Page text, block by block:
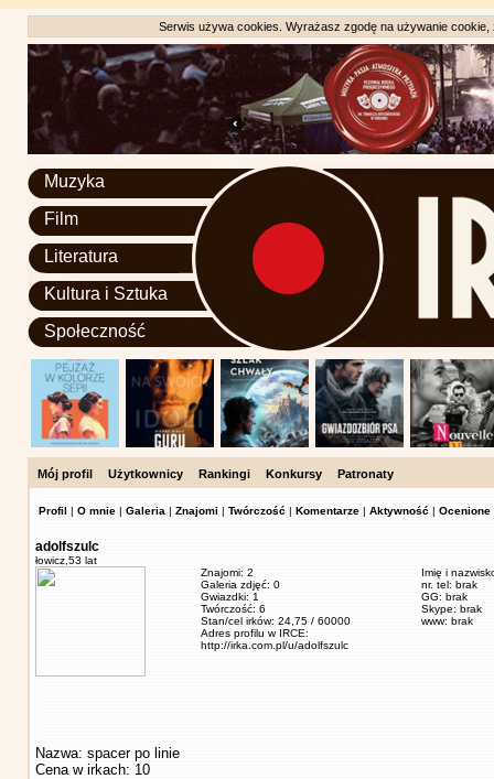
Serwis używa cookies. Wyrażasz zgodę na używanie
Muzyka
Film
Literatura
Kultura i Sztuka
Społeczność
Mój profil Użytkownicy Rankingi Konkursy Patronaty
Profil | O mnie | Galeria | Znajomi | Twórczość | Komentarze | Aktywność | Ocenione
adolfszulc
łowicz, 53 lat
Znajomi: 2
Galeria zdjęć: 0
Gwiazdki: 1
Twórczość: 6
Stan/cel irków: 24,75 / 60000
Adres profilu w IRCE:
http://irka.com.pl/u/adolfszulc
Imię i
nr. tel: brak
GG: brak
Skype: brak
www: brak
Nazwa: spacer po linie
Cena w irkach: 10